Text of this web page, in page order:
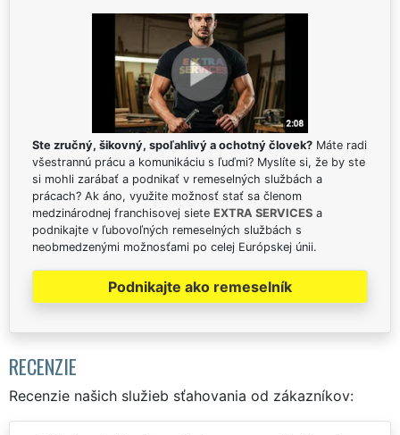
Ste zručný, šikovný, spoľahlivý a ochotný človek? Máte radi
všestrannú prácu a komunikáciu s ľuďmi? Myslíte si, že by ste
si mohli zarábať a podnikať v remeselných službách a
prácach? Ak áno, využite možnosť stať sa členom
medzinárodnej franchisovej siete EXTRA SERVICES a
podnikajte v ľubovoľných remeselných službách s
neobmedzenými možnosťami po celej Európskej únii.
Podnikajte ako remeselník
RECENZIE
Recenzie našich služieb sťahovania od zákazníkov: